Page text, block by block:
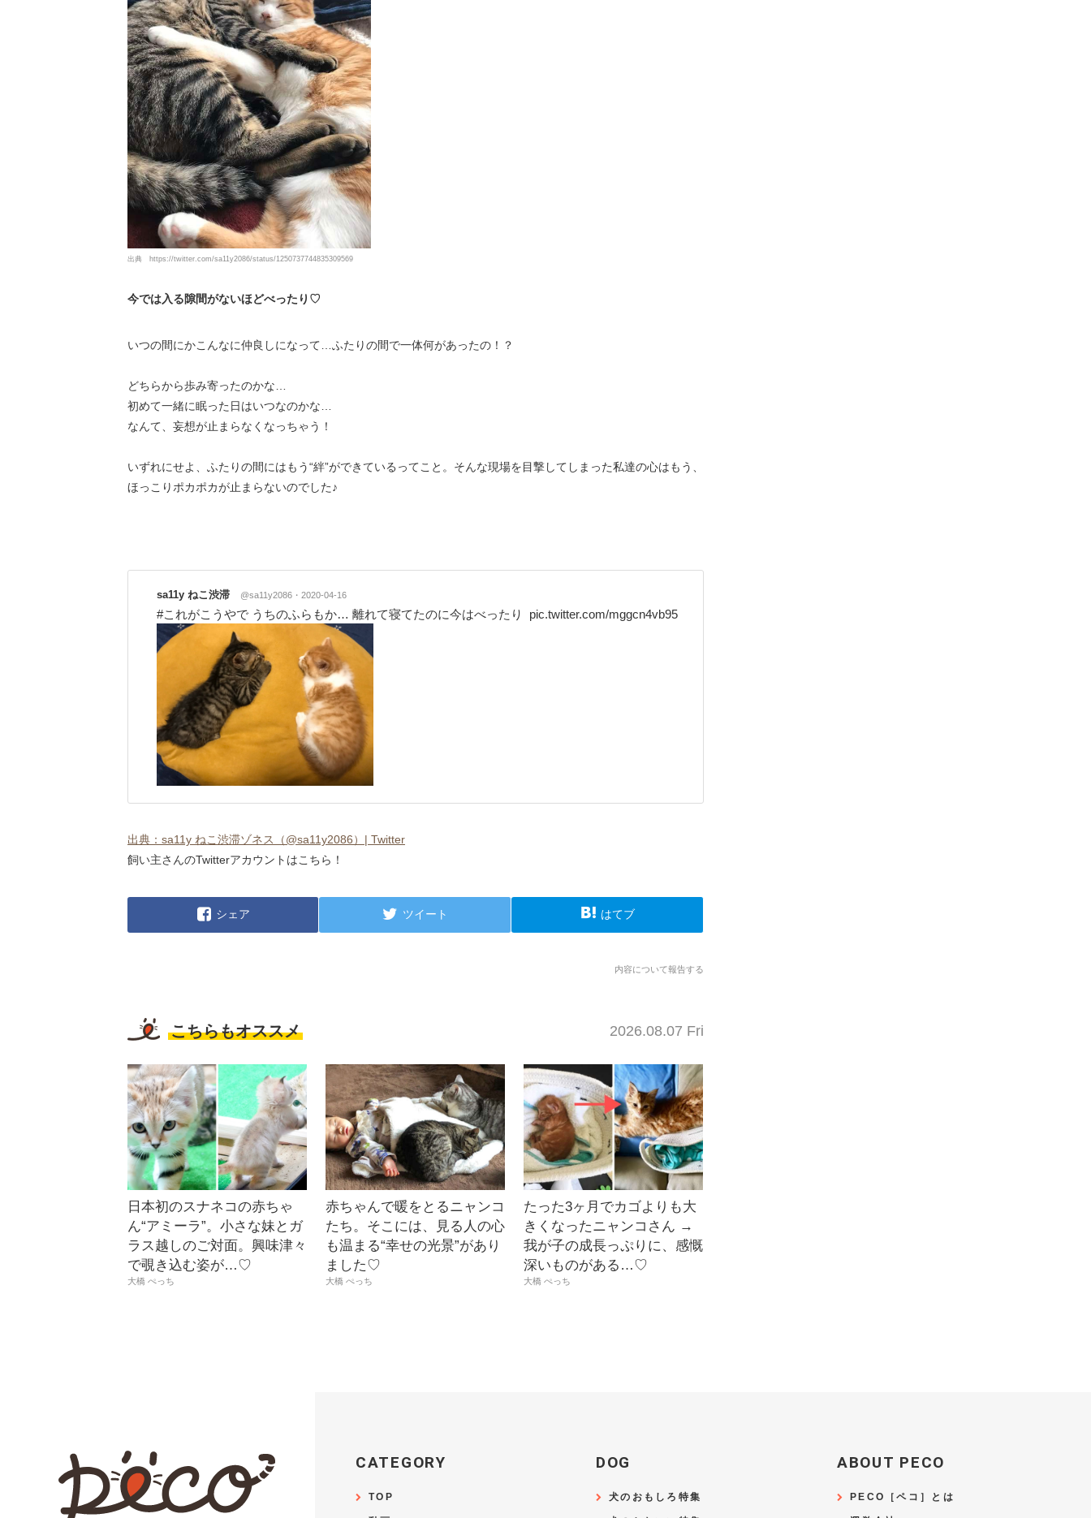
出典 https://twitter.com/sa11y2086/status/1250737744835309569
今では入る隙間がないほどべったり♡
いつの間にかこんなに仲良しになって…ふたりの間で一体何があったの！？
どちらから歩み寄ったのかな…
初めて一緒に眠った日はいつなのかな…
なんて、妄想が止まらなくなっちゃう！
いずれにせよ、ふたりの間にはもう“絆”ができているってこと。そんな現場を目撃してしまった私達の心はもう、
ほっこりポカポカが止まらないのでした♪
sa11y ねこ渋滞 @sa11y2086 2020-04-16
#これがこうやで うちのふらもか… 離れて寝てたのに今はべったり pic.twitter.com/mggcn4vb95
出典：sa11y ねこ渋滞ゾネス（@sa11y2086）| Twitter
飼い主さんのTwitterアカウントはこちら！
シェア ツイート はてブ
内容について報告する
こちらもオススメ 2026.08.07 Fri
日本初のスナネコの赤ちゃ
ん“アミーラ”。小さな妹とガ
ラス越しのご対面。興味津々
で覗き込む姿が…♡
大橋 ぺっち
赤ちゃんで暖をとるニャンコ
たち。そこには、見る人の心
も温まる“幸せの光景”があり
ました♡
大橋 ぺっち
たった3ヶ月でカゴよりも大
きくなったニャンコさん →
我が子の成長っぷりに、感慨
深いものがある…♡
大橋 ぺっち
CATEGORY
TOP
DOG
犬のおもしろ特集
ABOUT PECO
PECO［ペコ］とは